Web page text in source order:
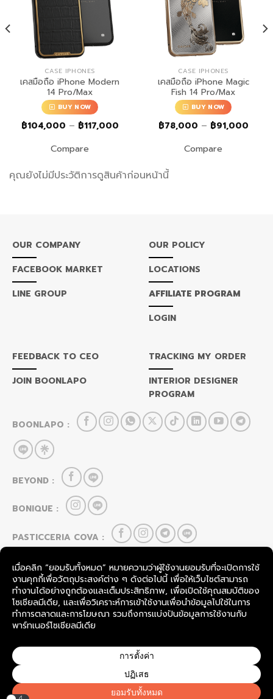
CASE IPHONES
เคสมือถือ iPhone Modern
14 Pro/Max
BUY NOW
฿104,000 – ฿117,000Price
Compare
CASE IPHONES
เคสมือถือ iPhone Magic
Fish 14 Pro/Max
BUY NOW
฿78,000 – ฿91,000Price
Compare
คุณยังไม่มีประวัติการดูสินค้าก่อนหน้านี้
OUR COMPANY
FACEBOOK MARKET
LINE GROUP
OUR POLICY
LOCATIONS
AFFILIATE PROGRAM
LOGIN
FEEDBACK TO CEO
JOIN BOONLAPO
TRACKING MY ORDER
INTERIOR DESIGNER
PROGRAM
BOONLAPO :
BEYOND :
BONIQUE :
PASTICCERIA COVA :
HOU CAI LEI :
FOOD & BEVERAGE
SevenRooms
COPYRIGHT © 2026 BOONLAPO CO., LTD.
THAILAND.
ALL RIGHTS RESERVED.